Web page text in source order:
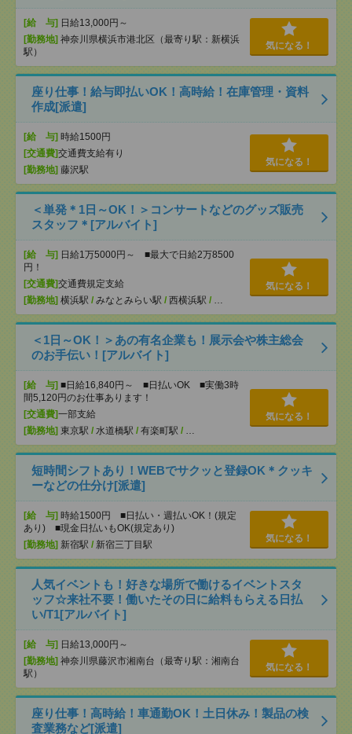
[給 与] 日給13,000円～
[勤務地] 神奈川県横浜市港北区（最寄り駅：新横浜
駅）
気になる！
座り仕事！給与即払いOK！高時給！在庫管理・資料
作成[派遣]
[給 与] 時給1500円
[交通費]交通費支給有り
[勤務地] 藤沢駅
気になる！
＜単発＊1日～OK！＞コンサートなどのグッズ販売
スタッフ＊[アルバイト]
[給 与] 日給1万5000円～ ■最大で日給2万8500
円！
[交通費]交通費規定支給
[勤務地] 横浜駅 / みなとみらい駅 / 西横浜駅 / …
気になる！
＜1日～OK！＞あの有名企業も！展示会や株主総会
のお手伝い！[アルバイト]
[給 与] ■日給16,840円～ ■日払いOK ■実働3時
間5,120円のお仕事あります！
[交通費]一部支給
[勤務地] 東京駅 / 水道橋駅 / 有楽町駅 / …
気になる！
短時間シフトあり！WEBでサクッと登録OK＊クッキ
ーなどの仕分け[派遣]
[給 与] 時給1500円 ■日払い・週払いOK！(規定
あり) ■現金日払いもOK(規定あり)
[勤務地] 新宿駅 / 新宿三丁目駅
気になる！
人気イベントも！好きな場所で働けるイベントスタ
ッフ☆来社不要！働いたその日に給料もらえる日払
い/T1[アルバイト]
[給 与] 日給13,000円～
[勤務地] 神奈川県藤沢市湘南台（最寄り駅：湘南台
駅）
気になる！
座り仕事！高時給！車通勤OK！土日休み！製品の検
査業務など[派遣]